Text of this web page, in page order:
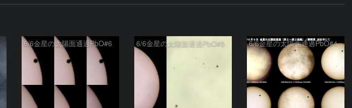
6/6金星の太陽面通過PbO#6 6/6金星の太陽面通過PbO#5 6/6金星の太陽面通過PbO#4